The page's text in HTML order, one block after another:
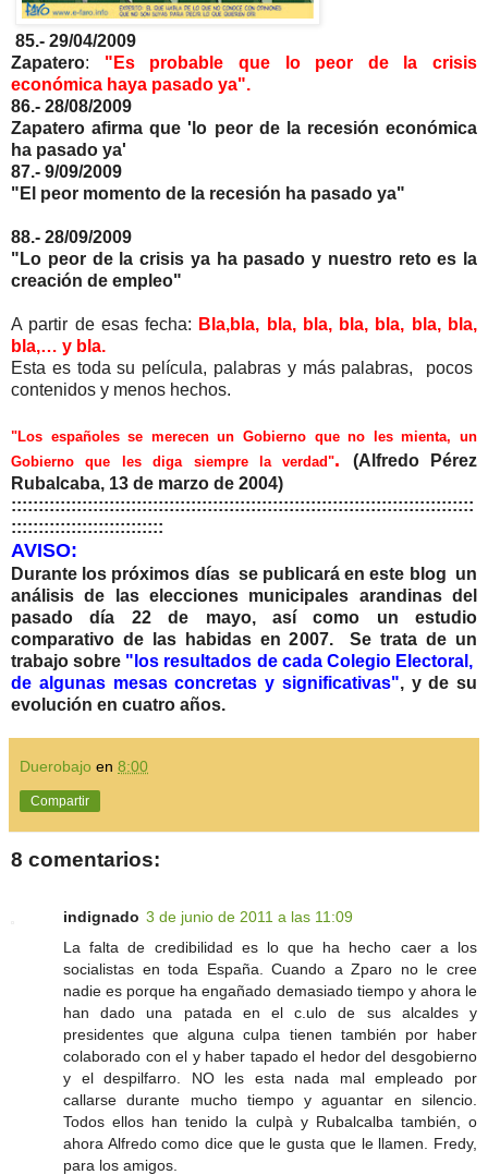
85.- 29/04/2009
Zapatero:
"Es probable que lo peor de la crisis
económica haya pasado ya".
86.- 28/08/2009
Zapatero afirma que 'lo peor de la recesión económica
ha pasado ya'
87.- 9/09/2009
"El peor momento de la recesión ha pasado ya"
88.- 28/09/2009
"Lo peor de la crisis ya ha pasado y nuestro reto es la
creación de empleo"
A partir de esas fecha: Bla,bla, bla, bla, bla, bla, bla, bla,
bla,… y bla.
Esta es toda su película, palabras y más palabras, pocos
contenidos y menos hechos.
"Los españoles se merecen un Gobierno que no les mienta, un
Gobierno que les diga siempre la verdad".
(Alfredo Pérez
Rubalcaba, 13 de marzo de 2004)
:::::::::::::::::::::::::::::::::::::::::::::::::::::::::::::::::::::::::::::::::::::
::::::::::::::::::::::::::::
AVISO:
Durante los próximos días se publicará en este blog un
análisis de las elecciones municipales arandinas del
pasado día 22 de mayo, así como un estudio
comparativo de las habidas en 2007. Se trata de un
trabajo sobre "los resultados de cada Colegio Electoral,
de algunas mesas concretas y significativas", y de su
evolución en cuatro años.
Duerobajo en 8:00
Compartir
8 comentarios:
indignado 3 de junio de 2011 a las 11:09
La falta de credibilidad es lo que ha hecho caer a los
socialistas en toda España. Cuando a Zparo no le cree
nadie es porque ha engañado demasiado tiempo y ahora le
han dado una patada en el c.ulo de sus alcaldes y
presidentes que alguna culpa tienen también por haber
colaborado con el y haber tapado el hedor del desgobierno
y el despilfarro. NO les esta nada mal empleado por
callarse durante mucho tiempo y aguantar en silencio.
Todos ellos han tenido la culpà y Rubalcalba también, o
ahora Alfredo como dice que le gusta que le llamen. Fredy,
para los amigos.